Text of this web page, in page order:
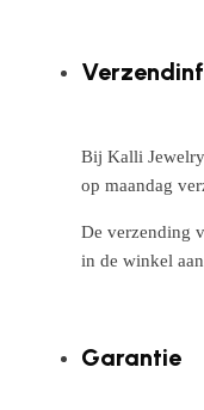
Bij Kalli
op maandag
De verzending
in de winkel
Garantie